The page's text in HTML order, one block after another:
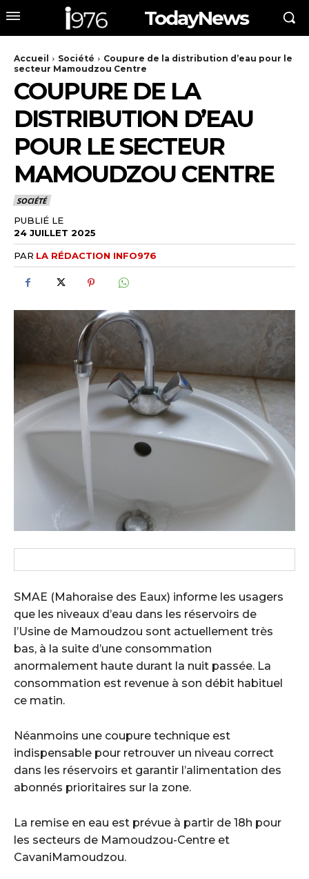
TodayNews
Accueil Société
Coupure de la distribution d’eau pour le
secteur Mamoudzou Centre
COUPURE DE LA
DISTRIBUTION D’EAU
POUR LE SECTEUR
MAMOUDZOU CENTRE
SOCIÉTÉ
PUBLIÉ LE
24 JUILLET 2025
PAR LA RÉDACTION INFO976
SMAE (Mahoraise des Eaux) informe les usagers
que les niveaux d’eau dans les réservoirs de
l’Usine de Mamoudzou sont actuellement très
bas, à la suite d’une consommation
anormalement haute durant la nuit passée. La
consommation est revenue à son débit habituel
ce matin.
Néanmoins une coupure technique est
indispensable pour retrouver un niveau correct
dans les réservoirs et garantir l’alimentation des
abonnés prioritaires sur la zone.
La remise en eau est prévue à partir de 18h pour
les secteurs de Mamoudzou-Centre et
CavaniMamoudzou.